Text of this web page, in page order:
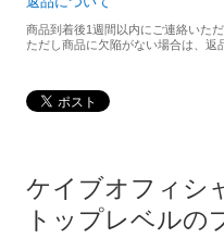
商品到着後1週間以内にご連絡いた
ただし商品に欠陥がない場合は、
ケイブオフィシ
トップレベルの